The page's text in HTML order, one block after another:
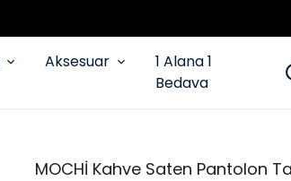
Aksesuar
1 Alana 1
Bedava
MOCHİ Kahve Saten Pantolon